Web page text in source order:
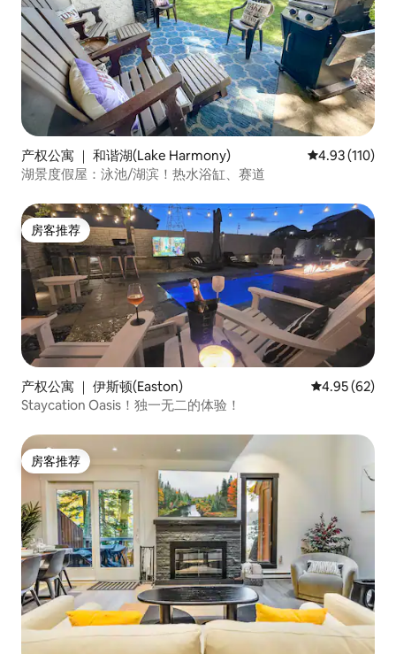
产权公寓 ｜ 和谐湖(Lake Harmony) 平均评分 4.93
4.93 (110)
湖景度假屋：泳池/湖滨！热水浴缸、赛道
房客推荐
房客推荐
产权公寓 ｜ 伊斯顿(Easton) 平均评分
4.95 (62)
Staycation Oasis！独一无二的体验！
房客推荐
房客推荐